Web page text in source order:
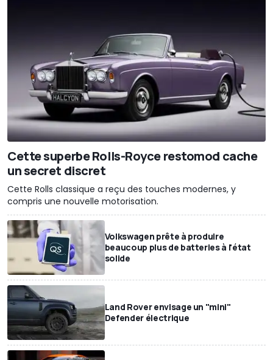
Cette superbe Rolls-Royce restomod cache
un secret discret
Cette Rolls classique a reçu des touches modernes, y
compris une nouvelle motorisation.
Volkswagen prête à produire
beaucoup plus de batteries à l'état
solide
Land Rover envisage un "mini"
Defender électrique